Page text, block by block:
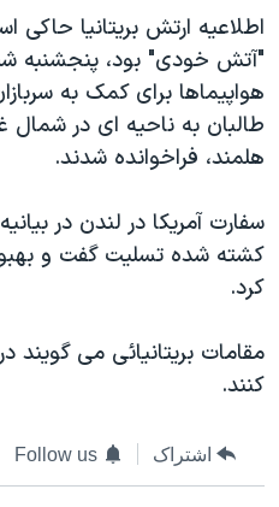
ویدیوها
فرهنگ و زندگی
حقوق شهروندی
اقتصادی
علم و فناوری
اسرائیل در جنگ
آرشیو پخش زنده
بایگانی برنامه‌های تلویزیونی
مستندها
انتخابات ریاست جمهوری آمریکا ۲۰۲۴
حمله جمهوری اسلامی به اسرائیل
رمز مهسا
ورزش زنان در ایران
مجموعه مستندهای دادخواهی
تریبونال مردمی آبان ۹۸
یادگیری زبان انگلیسی
دنبال کنید
زبانهای مختلف
اطلاعیه ارتش بریتانیا حاکی
"آتش خودی" بود، پنجشنبه
هواپیماها برای کمک به
طالبان به ناحیه ای در
هلمند، فراخوانده شدند.
سفارت آمریکا در لندن در
کشته شده تسلیت گفت و
کرد.
مقامات بریتانیائی می گویند
کنند.
اشتراک Follow us